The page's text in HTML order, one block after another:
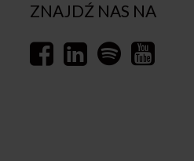
ZNAJDŹ NAS NA